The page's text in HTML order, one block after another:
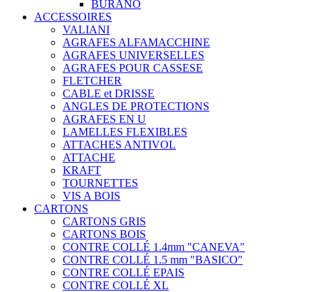
BURANO
ACCESSOIRES
VALIANI
AGRAFES ALFAMACCHINE
AGRAFES UNIVERSELLES
AGRAFES POUR CASSESE
FLETCHER
CABLE et DRISSE
ANGLES DE PROTECTIONS
AGRAFES EN U
LAMELLES FLEXIBLES
ATTACHES ANTIVOL
ATTACHE
KRAFT
TOURNETTES
VIS A BOIS
CARTONS
CARTONS GRIS
CARTONS BOIS
CONTRE COLLÉ 1.4mm "CANEVA"
CONTRE COLLÉ 1.5 mm "BASICO"
CONTRE COLLÉ EPAIS
CONTRE COLLÉ XL